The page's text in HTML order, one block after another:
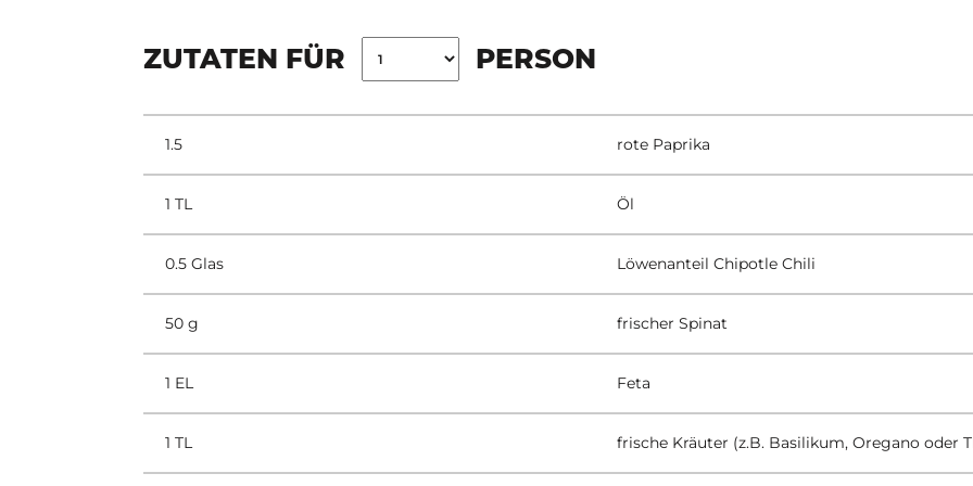
ZUTATEN FÜR PERSON
1.5 rote Paprika
1 TL Öl
0.5 Glas Löwenanteil Chipotle Chili
50 g frischer Spinat
1 EL Feta
1 TL frische Kräuter (z.B. Basilikum, Oregano oder